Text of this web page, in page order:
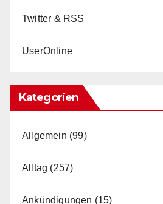
Twitter & RSS
UserOnline
Kategorien
Allgemein (99)
Alltag (257)
Ankündigungen (15)